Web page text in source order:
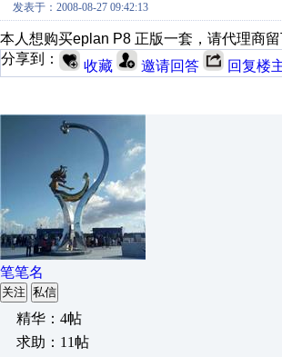
发表于：2008-08-27 09:42:13
本人想购买eplan P8 正版一套，请代理商
分享到：
收藏 邀请回答 回复楼
笔笔名
关注 私信
精华：4帖
求助：11帖